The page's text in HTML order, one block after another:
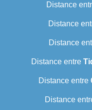
Distance
Distance
Distance
Distance entre
Distance entre
Distance